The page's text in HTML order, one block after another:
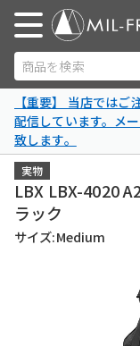
商品を検索
【重要】 当店では
配信しています。メ
致します。
実物
LBX LBX-4020
ラック
サイズ:Medium